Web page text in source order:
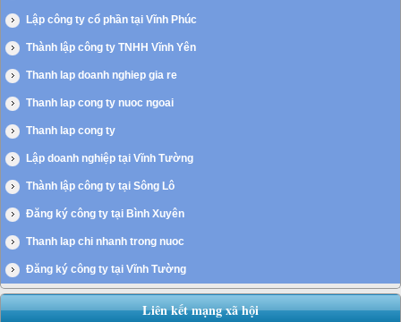
Lập công ty cổ phần tại Vĩnh Phúc
Thành lập công ty TNHH Vĩnh Yên
Thanh lap doanh nghiep gia re
Thanh lap cong ty nuoc ngoai
Thanh lap cong ty
Lập doanh nghiệp tại Vĩnh Tường
Thành lập công ty tại Sông Lô
Đăng ký công ty tại Bình Xuyên
Thanh lap chi nhanh trong nuoc
Đăng ký công ty tại Vĩnh Tường
Liên kết mạng xã hội